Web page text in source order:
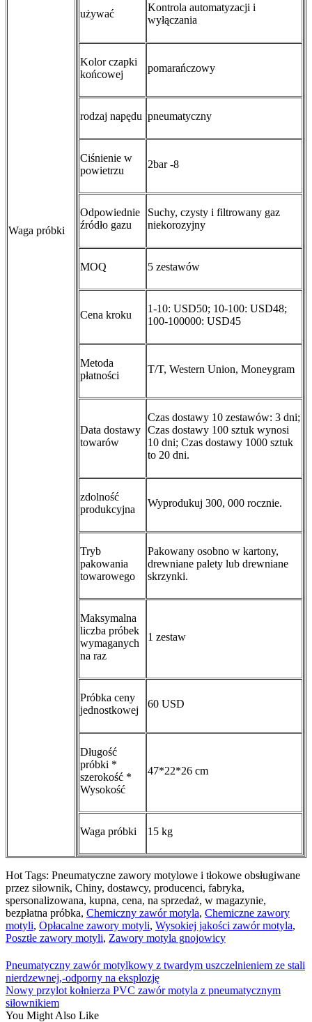
Waga próbki
używać
Kontrola automatyzacji i
wyłączania
Kolor czapki
końcowej
pomarańczowy
rodzaj napędu pneumatyczny
Ciśnienie w
powietrzu
2bar -8
Odpowiednie
źródło gazu
Suchy, czysty i filtrowany gaz
niekorozyjny
MOQ 5 zestawów
Cena kroku
1-10: USD50; 10-100: USD48;
100-100000: USD45
Metoda
płatności
T/T, Western Union, Moneygram
Data dostawy
towarów
Czas dostawy 10 zestawów: 3 dni;
Czas dostawy 100 sztuk wynosi
10 dni; Czas dostawy 1000 sztuk
to 20 dni.
zdolność
produkcyjna
Wyprodukuj 300, 000 rocznie.
Tryb
pakowania
towarowego
Pakowany osobno w kartony,
drewniane palety lub drewniane
skrzynki.
Maksymalna
liczba próbek
wymaganych
na raz
1 zestaw
Próbka ceny
jednostkowej
60 USD
Długość
próbki *
szerokość *
Wysokość
47*22*26 cm
Waga próbki 15 kg
Hot Tags: Pneumatyczne zawory motylowe i tłokowe obsługiwane
przez siłownik, Chiny, dostawcy, producenci, fabryka,
spersonalizowana, kupna, cena, na sprzedaż, w magazynie,
bezpłatna próbka, Chemiczny zawór motyla, Chemiczne zawory
motyli, Opłacalne zawory motyli, Wysokiej jakości zawór motyla,
Posztłe zawory motyli, Zawory motyla gnojowicy
Pneumatyczny zawór motylkowy z twardym uszczelnieniem ze stali
nierdzewnej,-odporny na eksplozję
Nowy przylot kołnierza PVC zawór motyla z pneumatycznym
siłownikiem
You Might Also Like